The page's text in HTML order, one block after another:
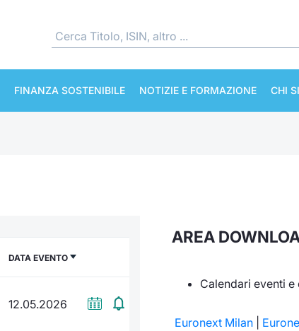
FINANZA SOSTENIBILE NOTIZIE E FORMAZIONE CHI
DATA EVENTO
12.05.2026
AREA
Calendari eventi
Euronext Milan